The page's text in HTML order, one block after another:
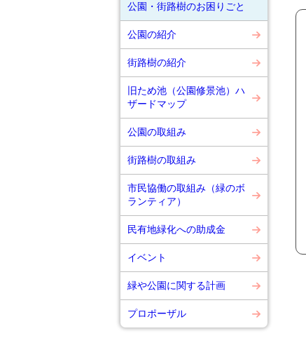
公園・街路樹のお困りごと
公園の紹介
街路樹の紹介
旧ため池（公園修景池）ハ
ザードマップ
公園の取組み
街路樹の取組み
市民協働の取組み（緑のボ
ランティア）
民有地緑化への助成金
イベント
緑や公園に関する計画
プロポーザル